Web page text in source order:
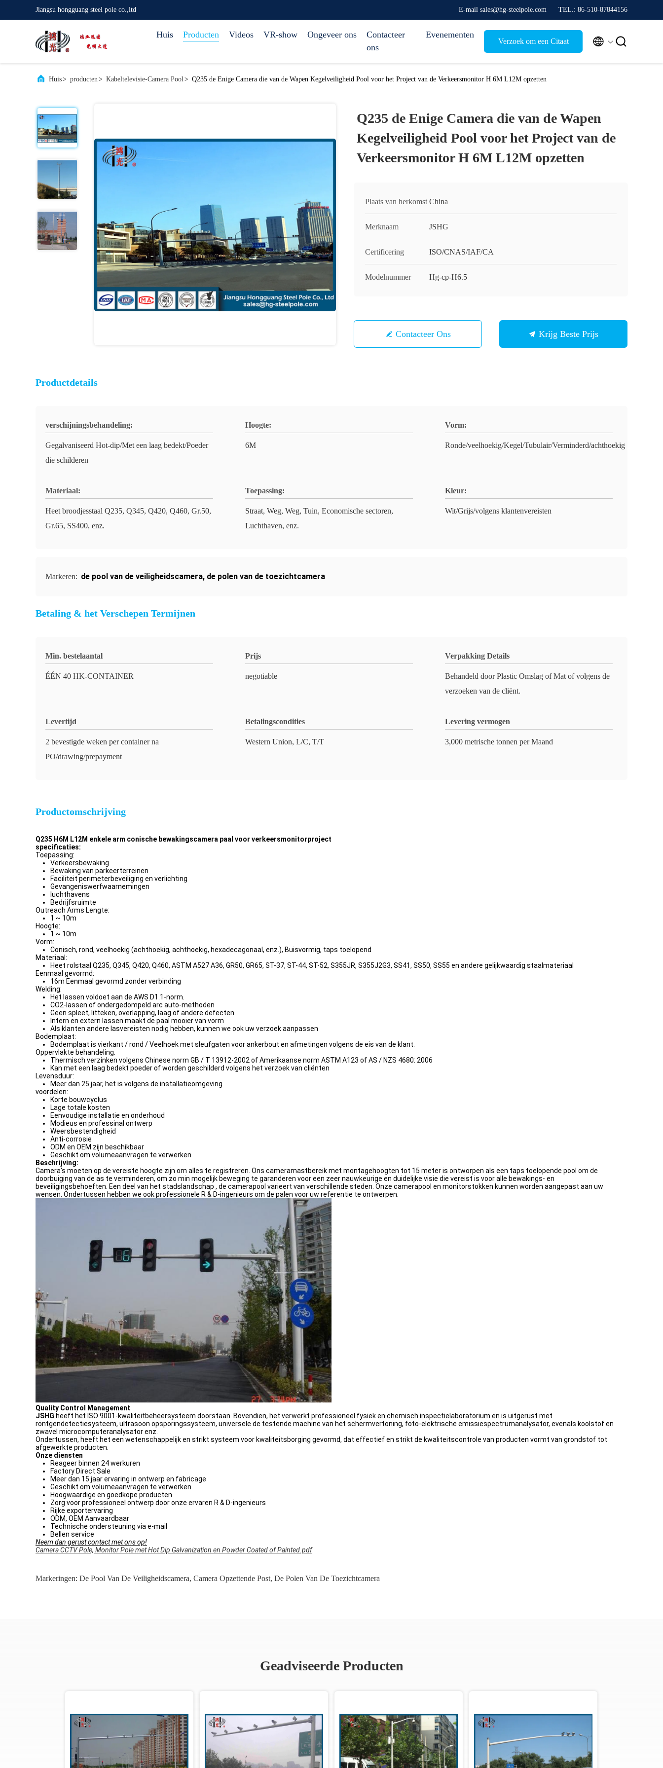
Jiangsu hongguang steel pole co.,ltd E-mail sales@hg-steelpole.com TEL.: 86-510-87844156
Huis Producten Videos VR-show Ongeveer ons
Contacteer
ons
Evenementen
Verzoek om een Citaat  
Huis> producten> Kabeltelevisie-Camera Pool> Q235 de Enige Camera die van de Wapen Kegelveiligheid Pool voor het Project van de Verkeersmonitor H 6M L12M opzetten
Q235 de Enige Camera die van de Wapen
Kegelveiligheid Pool voor het Project van de
Verkeersmonitor H 6M L12M opzetten
Plaats van herkomst China
Merknaam JSHG
Certificering ISO/CNAS/IAF/CA
Modelnummer Hg-cp-H6.5
Contacteer Ons Krijg Beste Prijs
Productdetails
verschijningsbehandeling:
Gegalvaniseerd Hot-dip/Met een laag bedekt/Poeder
die schilderen
Hoogte:
6M
Vorm:
Ronde/veelhoekig/Kegel/Tubulair/Verminderd/achthoekig
Materiaal:
Heet broodjesstaal Q235, Q345, Q420, Q460, Gr.50,
Gr.65, SS400, enz.
Toepassing:
Straat, Weg, Weg, Tuin, Economische sectoren,
Luchthaven, enz.
Kleur:
Wit/Grijs/volgens klantenvereisten
Markeren: de pool van de veiligheidscamera, de polen van de toezichtcamera
Betaling & het Verschepen Termijnen
Min. bestelaantal
ÉÉN 40 HK-CONTAINER
Prijs
negotiable
Verpakking Details
Behandeld door Plastic Omslag of Mat of volgens de
verzoeken van de cliënt.
Levertijd
2 bevestigde weken per container na
PO/drawing/prepayment
Betalingscondities
Western Union, L/C, T/T
Levering vermogen
3,000 metrische tonnen per Maand
Productomschrijving
Q235 H6M L12M enkele arm conische bewakingscamera paal voor verkeersmonitorproject
specificaties:
Toepassing:
Verkeersbewaking
Bewaking van parkeerterreinen
Faciliteit perimeterbeveiliging en verlichting
Gevangeniswerfwaarnemingen
luchthavens
Bedrijfsruimte
Outreach Arms Lengte:
1 ~ 10m
Hoogte:
1 ~ 10m
Vorm:
Conisch, rond, veelhoekig (achthoekig, achthoekig, hexadecagonaal, enz.), Buisvormig, taps toelopend
Materiaal:
Heet rolstaal Q235, Q345, Q420, Q460, ASTM A527 A36, GR50, GR65, ST-37, ST-44, ST-52, S355JR, S355J2G3, SS41, SS50, SS55 en andere gelijkwaardig staalmateriaal
Eenmaal gevormd:
16m Eenmaal gevormd zonder verbinding
Welding:
Het lassen voldoet aan de AWS D1.1-norm.
CO2-lassen of ondergedompeld arc auto-methoden
Geen spleet, litteken, overlapping, laag of andere defecten
Intern en extern lassen maakt de paal mooier van vorm
Als klanten andere lasvereisten nodig hebben, kunnen we ook uw verzoek aanpassen
Bodemplaat:
Bodemplaat is vierkant / rond / Veelhoek met sleufgaten voor ankerbout en afmetingen volgens de eis van de klant.
Oppervlakte behandeling:
Thermisch verzinken volgens Chinese norm GB / T 13912-2002 of Amerikaanse norm ASTM A123 of AS / NZS 4680: 2006
Kan met een laag bedekt poeder of worden geschilderd volgens het verzoek van cliënten
Levensduur:
Meer dan 25 jaar, het is volgens de installatieomgeving
voordelen:
Korte bouwcyclus
Lage totale kosten
Eenvoudige installatie en onderhoud
Modieus en professinal ontwerp
Weersbestendigheid
Anti-corrosie
ODM en OEM zijn beschikbaar
Geschikt om volumeaanvragen te verwerken
Beschrijving:
Camera's moeten op de vereiste hoogte zijn om alles te registreren. Ons cameramastbereik met montagehoogten tot 15 meter is ontworpen als een taps toelopende pool om de
doorbuiging van de as te verminderen, om zo min mogelijk beweging te garanderen voor een zeer nauwkeurige en duidelijke visie die vereist is voor alle bewakings- en
beveiligingsbehoeften. Een deel van het stadslandschap , de camerapool varieert van verschillende steden. Onze camerapool en monitorstokken kunnen worden aangepast aan uw
wensen. Ondertussen hebben we ook professionele R & D-ingenieurs om de palen voor uw referentie te ontwerpen.
Quality Control Management
JSHG heeft het ISO 9001-kwaliteitbeheersysteem doorstaan. Bovendien, het verwerkt professioneel fysiek en chemisch inspectielaboratorium en is uitgerust met
röntgendetectiesysteem, ultrasoon opsporingssysteem, universele de testende machine van het schermvertoning, foto-elektrische emissiespectrumanalysator, evenals koolstof en
zwavel microcomputeranalysator enz.
Ondertussen, heeft het een wetenschappelijk en strikt systeem voor kwaliteitsborging gevormd, dat effectief en strikt de kwaliteitscontrole van producten vormt van grondstof tot
afgewerkte producten.
Onze diensten
Reageer binnen 24 werkuren
Factory Direct Sale
Meer dan 15 jaar ervaring in ontwerp en fabricage
Geschikt om volumeaanvragen te verwerken
Hoogwaardige en goedkope producten
Zorg voor professioneel ontwerp door onze ervaren R & D-ingenieurs
Rijke exportervaring
ODM, OEM Aanvaardbaar
Technische ondersteuning via e-mail
Bellen service
Neem dan gerust contact met ons op!
Camera CCTV Pole, Monitor Pole met Hot Dip Galvanization en Powder Coated of Painted.pdf
Markeringen: De Pool Van De Veiligheidscamera, Camera Opzettende Post, De Polen Van De Toezichtcamera
Geadviseerde Producten